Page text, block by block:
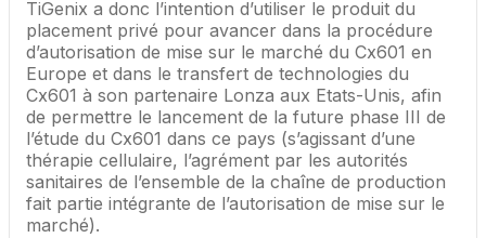
TiGenix a donc l’intention d’utiliser le produit du
placement privé pour avancer dans la procédure
d’autorisation de mise sur le marché du Cx601 en
Europe et dans le transfert de technologies du
Cx601 à son partenaire Lonza aux Etats-Unis, afin
de permettre le lancement de la future phase III de
l’étude du Cx601 dans ce pays (s’agissant d’une
thérapie cellulaire, l’agrément par les autorités
sanitaires de l’ensemble de la chaîne de production
fait partie intégrante de l’autorisation de mise sur le
marché).